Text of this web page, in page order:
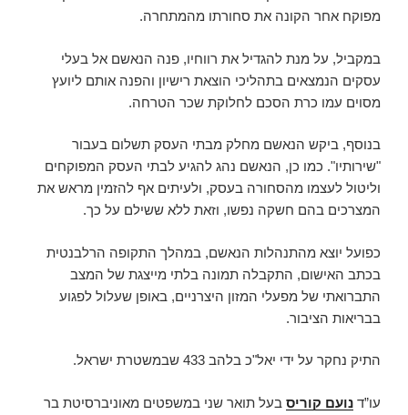
מפוקח אחר הקונה את סחורתו מהמתחרה.
במקביל, על מנת להגדיל את רווחיו, פנה הנאשם אל בעלי
עסקים הנמצאים בתהליכי הוצאת רישיון והפנה אותם ליועץ
מסוים עמו כרת הסכם לחלוקת שכר הטרחה.
בנוסף, ביקש הנאשם מחלק מבתי העסק תשלום בעבור
"שירותיו". כמו כן, הנאשם נהג להגיע לבתי העסק המפוקחים
וליטול לעצמו מהסחורה בעסק, ולעיתים אף להזמין מראש את
המצרכים בהם חשקה נפשו, וזאת ללא ששילם על כך.
כפועל יוצא מהתנהלות הנאשם, במהלך התקופה הרלבנטית
בכתב האישום, התקבלה תמונה בלתי מייצגת של המצב
התברואתי של מפעלי המזון היצרניים, באופן שעלול לפגוע
בבריאות הציבור.
התיק נחקר על ידי יאל"כ בלהב 433 שבמשטרת ישראל.
עו”ד נועם קוריס בעל תואר שני במשפטים מאוניברסיטת בר